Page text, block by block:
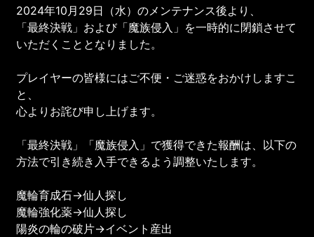
2024年10月29日（水）のメンテナンス後より、
「最終決戦」および「魔族侵入」を一時的に閉鎖させて
いただくこととなりました。
プレイヤーの皆様にはご不便・ご迷惑をおかけしますこ
と、
心よりお詫び申し上げます。
「最終決戦」「魔族侵入」で獲得できた報酬は、以下の
方法で引き続き入手できるよう調整いたします。
魔輪育成石→仙人探し
魔輪強化薬→仙人探し
陽炎の輪の破片→イベント産出